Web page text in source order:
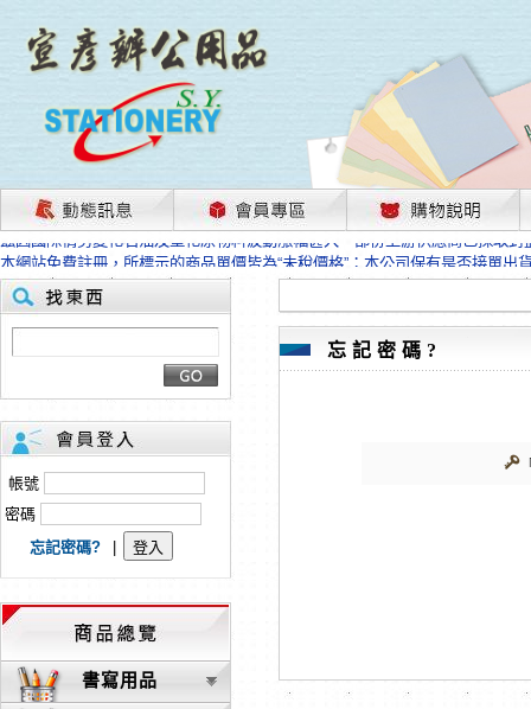
茲因國際情勢變化石油及塑化原物料波動漲幅甚大，部份上游供應商已採取
本網站免費註冊，所標示的商品單價皆為“未稅價格”；本公司保有是否接單出
HP、EPSON、CANON原廠耗材價格浮動，下單前請先跟客服人員確認最新
本網站免費註冊，所標示的商品單價皆為“未稅價格”；本公司保有是否接單出
匯款客戶請注意！因商品繁複來不及發現短缺，遂待客服人員跟您確認訂單
本網站免費註冊，所標示的商品單價皆為“未稅價格”；本公司保有是否接單出
茲因國際情勢變化石油及塑化原物料波動漲幅甚大，部份上游供應商已採取
本網站免費註冊，所標示的商品單價皆為“未稅價格”；本公司保有是否接單出
HP、EPSON、CANON原廠耗材價格浮動，下單前請先跟客服人員確認最新
本網站免費註冊，所標示的商品單價皆為“未稅價格”；本公司保有是否接單出
匯款客戶請注意！因商品繁複來不及發現短缺，遂待客服人員跟您確認訂單
本網站免費註冊，所標示的商品單價皆為“未稅價格”；本公司保有是否接單出
帳號
密碼
忘記密碼?
書寫用品
忘記密碼?